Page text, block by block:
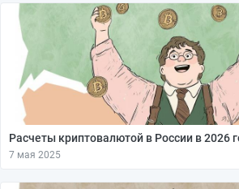
Расчеты криптовалютой в России в 2026
7 мая 2025